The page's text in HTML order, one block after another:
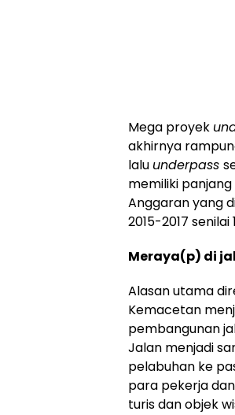
Mega proyek
akhirnya
lalu underpass
memiliki
Anggaran yang
2015-2017 senilai
Meraya(p) di
Alasan utama
Kemacetan
pembangunan
Jalan menjadi
pelabuhan ke
para pekerja
turis dan objek